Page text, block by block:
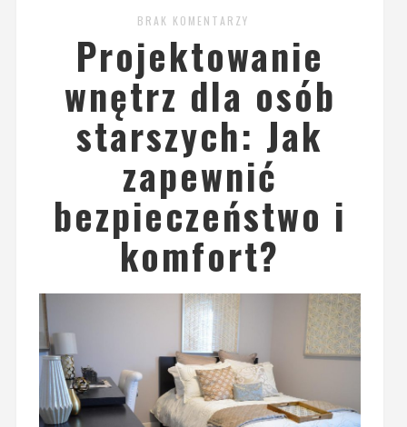
BRAK KOMENTARZY
Projektowanie
wnętrz dla osób
starszych: Jak
zapewnić
bezpieczeństwo i
komfort?